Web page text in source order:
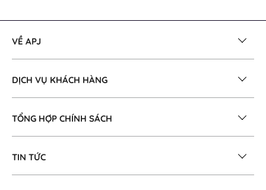
VỀ APJ
DỊCH VỤ KHÁCH HÀNG
TỔNG HỢP CHÍNH SÁCH
TIN TỨC